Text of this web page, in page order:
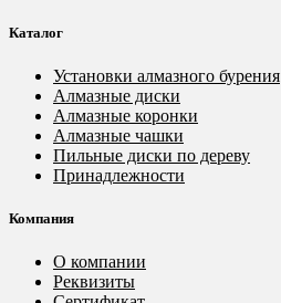
Каталог
Установки алмазного бурения
Алмазные диски
Алмазные коронки
Алмазные чашки
Пильные диски по дереву
Принадлежности
Компания
О компании
Реквизиты